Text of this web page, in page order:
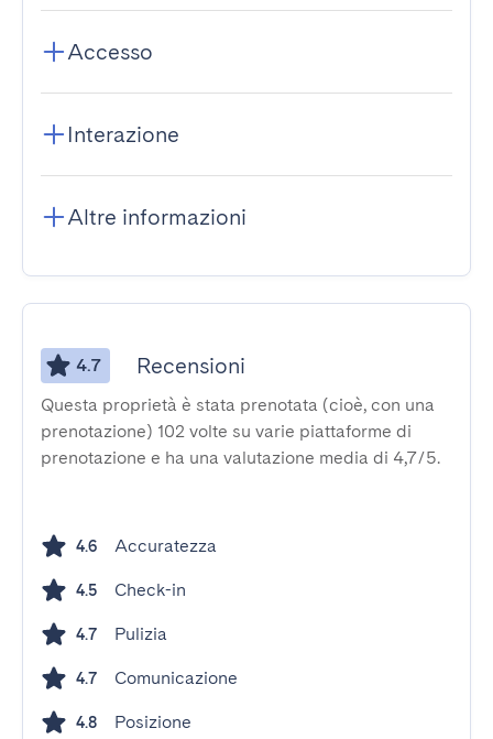
Accesso
Interazione
Altre informazioni
4.7 Recensioni
Questa proprietà è stata prenotata (cioè, con una
prenotazione) 102 volte su varie piattaforme di
prenotazione e ha una valutazione media di 4,7/5.
4.6 Accuratezza
4.5 Check-in
4.7 Pulizia
4.7 Comunicazione
4.8 Posizione